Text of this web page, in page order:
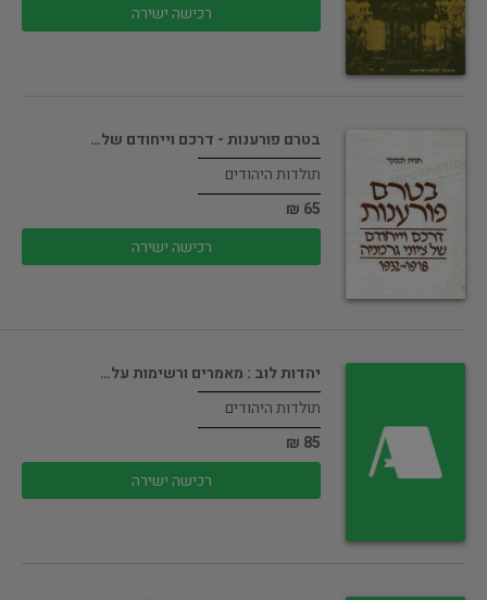
רכישה ישירה
בטרם פורענות - דרכם וייחודם של…
תולדות היהודים
65 ₪
רכישה ישירה
יהדות לוב : מאמרים ורשימות על…
תולדות היהודים
85 ₪
רכישה ישירה